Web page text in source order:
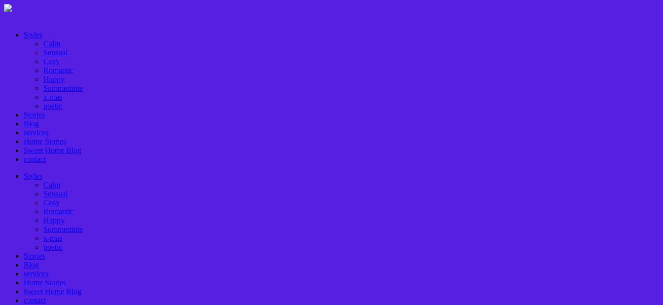
Styles
Calm
Sensual
Cosy
Romantic
Happy
Summertime
x-mas
poetic
Stories
Blog
services
Home Stories
Sweet Home Blog
contact
Styles
Calm
Sensual
Cosy
Romantic
Happy
Summertime
x-mas
poetic
Stories
Blog
services
Home Stories
Sweet Home Blog
contact